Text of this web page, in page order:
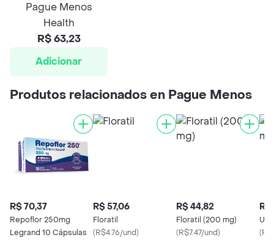
Pague Menos
Health
R$ 63,23
Adicionar
Produtos relacionados en Pague Menos
R$ 70,37
Repoflor 250mg
Legrand 10 Cápsulas
R$ 57,06
Floratil
(R$4.76/und)
R$ 44,82
Floratil (200 mg)
(R$7.47/und)
R$
(